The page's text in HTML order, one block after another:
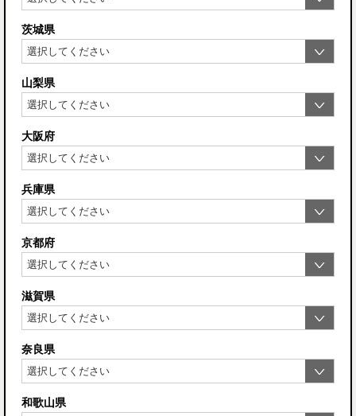
茨城県
山梨県
大阪府
兵庫県
京都府
滋賀県
奈良県
和歌山県